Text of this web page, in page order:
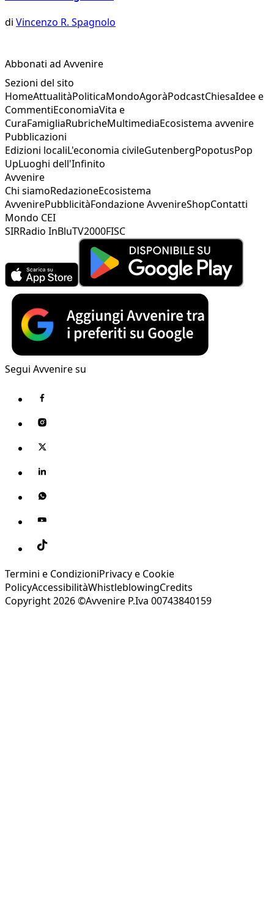
di Vincenzo R. Spagnolo
Abbonati ad Avvenire
Sezioni del sito
HomeAttualitàPoliticaMondoAgoràPodcastChiesaIdee e
CommentiEconomiaVita e
CuraFamigliaRubricheMultimediaEcosistema avvenire
Pubblicazioni
Edizioni localiL'economia civileGutenbergPopotusPop
UpLuoghi dell'Infinito
Avvenire
Chi siamoRedazioneEcosistema
AvvenirePubblicitàFondazione AvvenireShopContatti
Mondo CEI
SIRRadio InBluTV2000FISC
Segui Avvenire su
Termini e CondizioniPrivacy e Cookie
PolicyAccessibilitàWhistleblowingCredits
Copyright 2026 ©Avvenire P.Iva 00743840159